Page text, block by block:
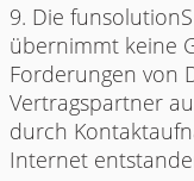
9. Die
übernimmt keine
Forderungen von
Vertragspartner
durch
Internet